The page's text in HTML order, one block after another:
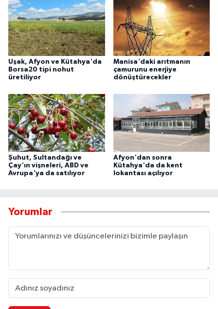
Uşak, Afyon ve Kütahya'da
Borsa20 tipi nohut
üretiliyor
Manisa'daki arıtmanın
çamurunu enerjiye
dönüştürecekler
Şuhut, Sultandağı ve
Çay'ın vişneleri, ABD ve
Avrupa'ya da satılıyor
Afyon'dan sonra
Kütahya'da da kent
lokantası açılıyor
Yorumlar